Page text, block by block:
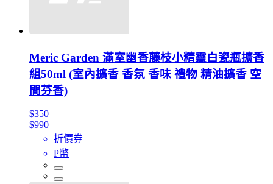
Meric Garden 滿室幽香藤枝小精靈白瓷瓶擴香
組50ml (室內擴香 香氛 香味 禮物 精油擴香 空
間芬香)
$350
$990
折價券
P幣